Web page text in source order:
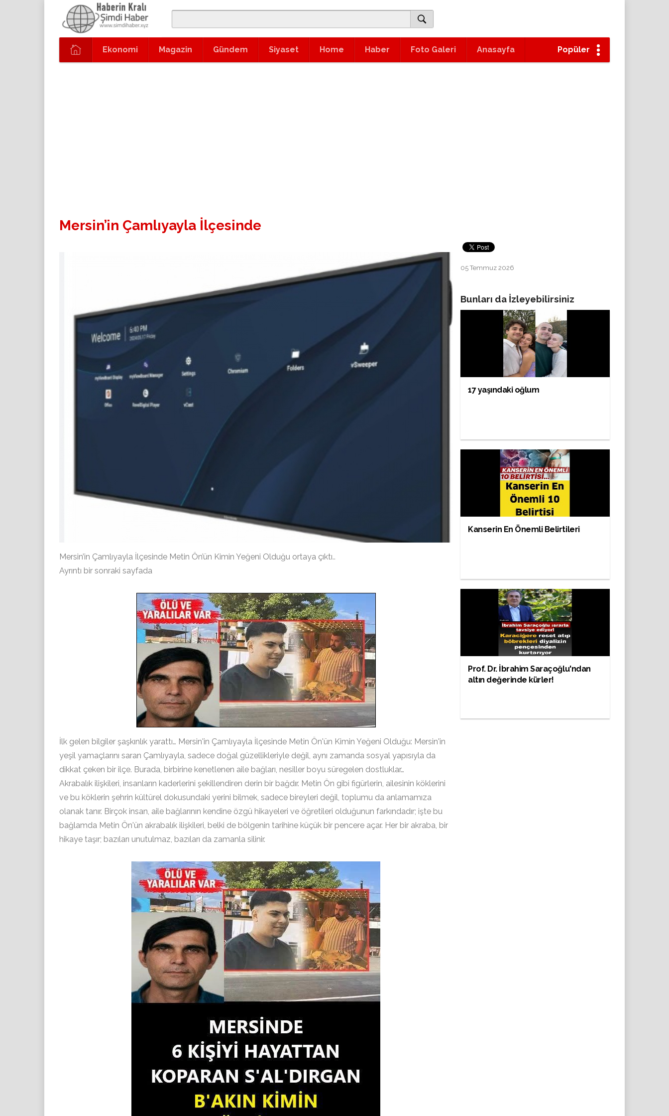
Ekonomi Magazin Gündem Siyaset Home Haber Foto Galeri Anasayfa Popüler
Mersin’in Çamlıyayla İlçesinde
Mersin’in Çamlıyayla İlçesinde Metin Ön’ün Kimin Yeğeni Olduğu ortaya çıktı..
Ayrıntı bir sonraki sayfada
İlk gelen bilgiler şaşkınlık yarattı… Mersin'in Çamlıyayla İlçesinde Metin Ön'ün Kimin Yeğeni Olduğu: Mersin'in
yeşil yamaçlarını saran Çamlıyayla, sadece doğal güzellikleriyle değil, aynı zamanda sosyal yapısıyla da
dikkat çeken bir ilçe. Burada, birbirine kenetlenen aile bağları, nesiller boyu süregelen dostluklar…
Akrabalık ilişkileri, insanların kaderlerini şekillendiren derin bir bağdır. Metin Ön gibi figürlerin, ailesinin köklerini
ve bu köklerin şehrin kültürel dokusundaki yerini bilmek, sadece bireyleri değil, toplumu da anlamamıza
olanak tanır. Birçok insan, aile bağlarının kendine özgü hikayeleri ve öğretileri olduğunun farkındadır; işte bu
bağlamda Metin Ön'ün akrabalık ilişkileri, belki de bölgenin tarihine küçük bir pencere açar. Her bir akraba, bir
hikaye taşır; bazıları unutulmaz, bazıları da zamanla silinir.
05 Temmuz 2026
Bunları da İzleyebilirsiniz
17 yaşındaki oğlum
Kanserin En Önemli Belirtileri
Prof. Dr. İbrahim Saraçoğlu'ndan
altın değerinde kürler!